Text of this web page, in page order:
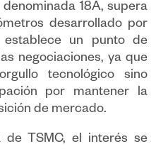
18A, supera
desarrollado por
establece un punto de
negociaciones, ya que
tecnológico sino
por mantener la
de mercado.
de TSMC, el interés se